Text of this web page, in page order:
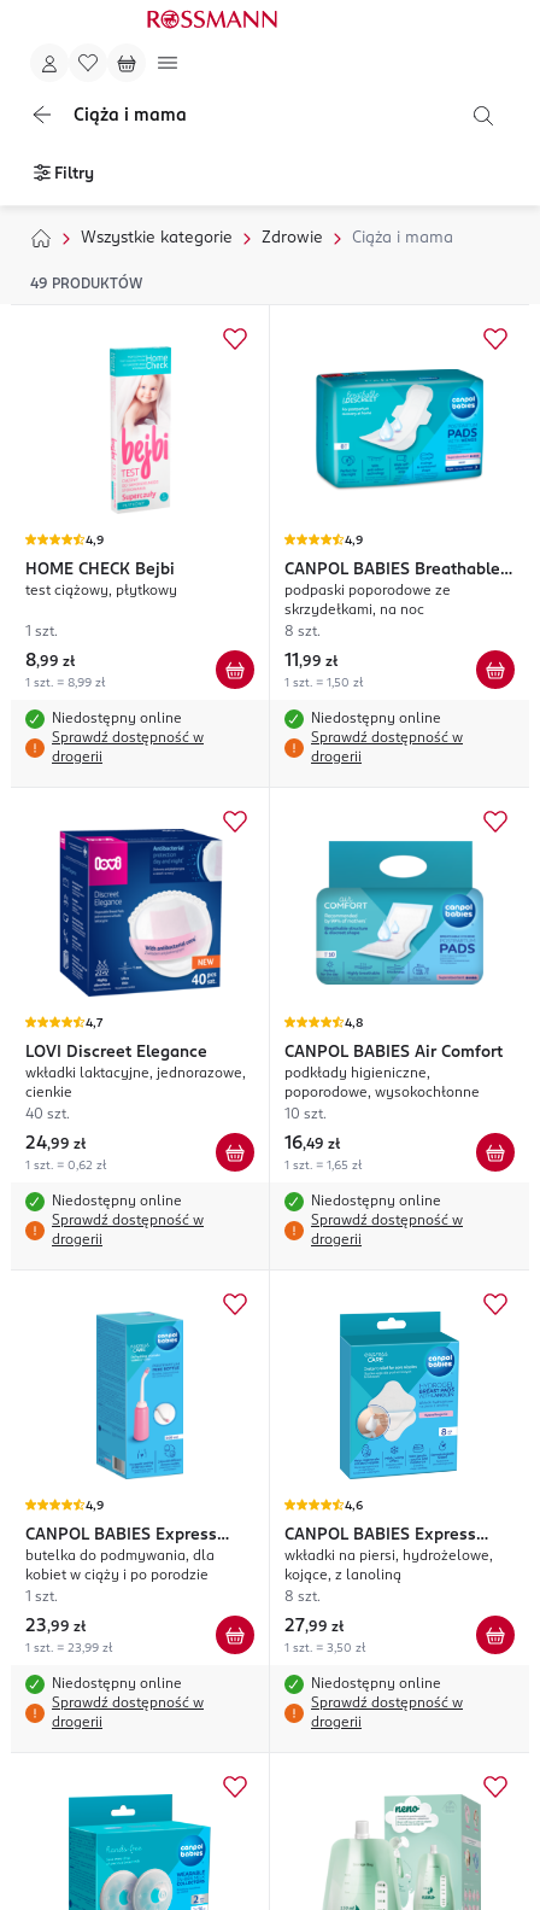
Ciąża i mama
Filtry
Wszystkie kategorie Zdrowie Ciąża i mama
49 PRODUKTÓW
4,9
HOME CHECK Bejbi
test ciążowy, płytkowy
1 szt.
8,99 zł
1 szt. = 8,99 zł
Niedostępny online
Sprawdź dostępność w
drogerii
4,9
CANPOL BABIES Breathable
& Discreet
podpaski poporodowe ze
skrzydełkami, na noc
8 szt.
11 ,99 zł
1 szt. = 1,50 zł
Niedostępny online
Sprawdź dostępność w
drogerii
4,7
LOVI Discreet Elegance
wkładki laktacyjne, jednorazowe,
cienkie
40 szt.
24,99 zł
1 szt. = 0,62 zł
Niedostępny online
Sprawdź dostępność w
drogerii
4,8
CANPOL BABIES Air Comfort
podkłady higieniczne,
poporodowe, wysokochłonne
10 szt.
16,49 zł
1 szt. = 1,65 zł
Niedostępny online
Sprawdź dostępność w
drogerii
4,9
CANPOL BABIES Express
Care
butelka do podmywania, dla
kobiet w ciąży i po porodzie
1 szt.
23,99 zł
1 szt. = 23,99 zł
Niedostępny online
Sprawdź dostępność w
drogerii
4,6
CANPOL BABIES Express
Care
wkładki na piersi, hydrożelowe,
kojące, z lanoliną
8 szt.
27,99 zł
1 szt. = 3,50 zł
Niedostępny online
Sprawdź dostępność w
drogerii